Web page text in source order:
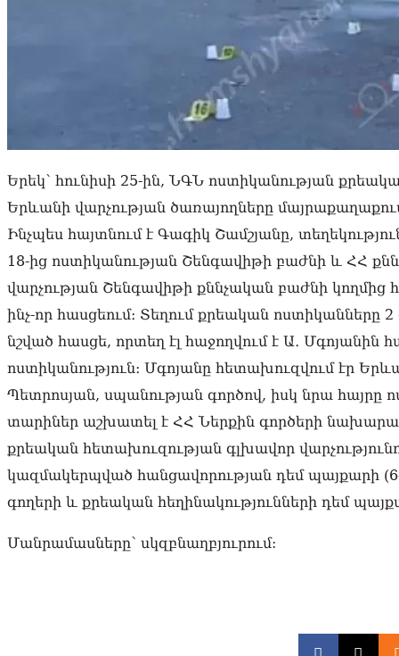
Երեկ՝ հունիսի 25-ին, ՆԳՆ ոստիկանության
Երևանի վարչության ծառայողները
Ինչպես հայտնում է Գագիկ Շամշյանը,
18-ից ոստիկանության Շենգավիթի բաժնի և ՀՀ
վարչության Շենգավիթի քննչական բաժնի
ինչ-որ հասցեում։ Տեղում քրեական ոստիկանները
նշված հասցե, որտեղ էլ հաջողվում է Ա․
ոստիկանություն։ Մգոյանը հետախուզվում էր
Պետրոսյան, սպանության գործով, իսկ նրա հայրը
տարիներ աշխատել է ՀՀ Ներքին գործերի
քրեական հետախուզության գլխավոր
կազմակերպված հանցավորության դեմ պայքարի (6-
գողերի և քրեական հեղինակությունների դեմ
Մանրամասները՝ սկզբնաղբյուրում: